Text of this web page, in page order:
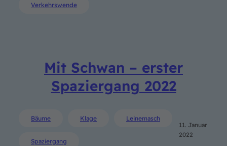
Verkehrswende
Mit Schwan – erster
Spaziergang 2022
Bäume Klage Leinemasch
Spaziergang
11. Januar
2022